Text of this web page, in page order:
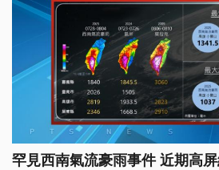
罕見西南氣流豪雨事件 近期高